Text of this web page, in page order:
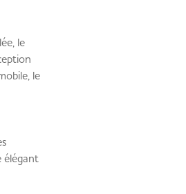
le
le
élégant